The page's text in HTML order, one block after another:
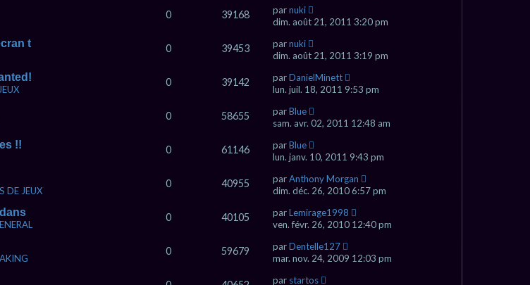
0 39168 parnuki
dim. août 21, 2011 3:20 pm
t 0 39453 parnuki
dim. août 21, 2011 3:19 pm
0 39142 parDanielMinett
lun. juil. 18, 2011 9:53 pm
0 58655 parBlue
sam. avr. 02, 2011 12:48 am
!! 0 61146 parBlue
lun. janv. 10, 2011 9:43 pm
DE JEUX
0 40955 parAnthony Morgan
dim. déc. 26, 2010 6:57 pm
0 40105 parLemirage1998
ven. févr. 26, 2010 12:40 pm
0 59679 parDentelle127
mar. nov. 24, 2009 12:03 pm
par startos